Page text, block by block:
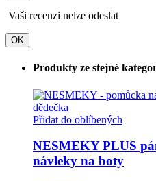
Vaši recenzi nelze odeslat
OK
Produkty ze stejné
Přidat do oblíbených
NESMEKY PLUS
návleky na boty